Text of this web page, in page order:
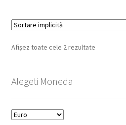
Afișez toate cele 2 rezultate
Alegeti Moneda